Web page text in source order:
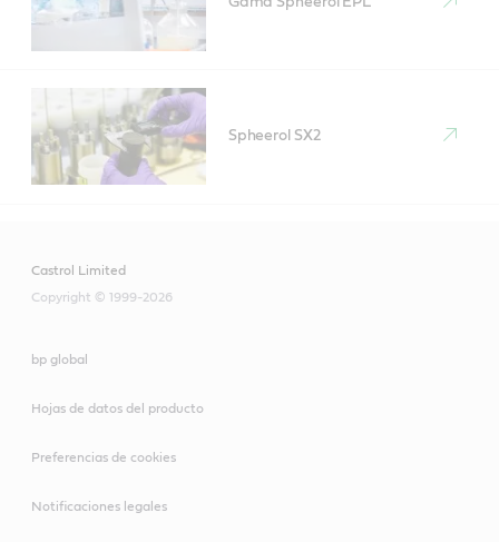
Spheerol SX2
Castrol Limited
Copyright © 1999-2026
bp global
Hojas de datos del producto
Preferencias de cookies
Notificaciones legales